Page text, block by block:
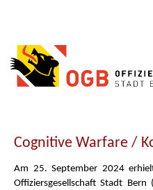
Cognitive Warfare /
Am 25. September 2024
Offiziersgesellschaft Stadt